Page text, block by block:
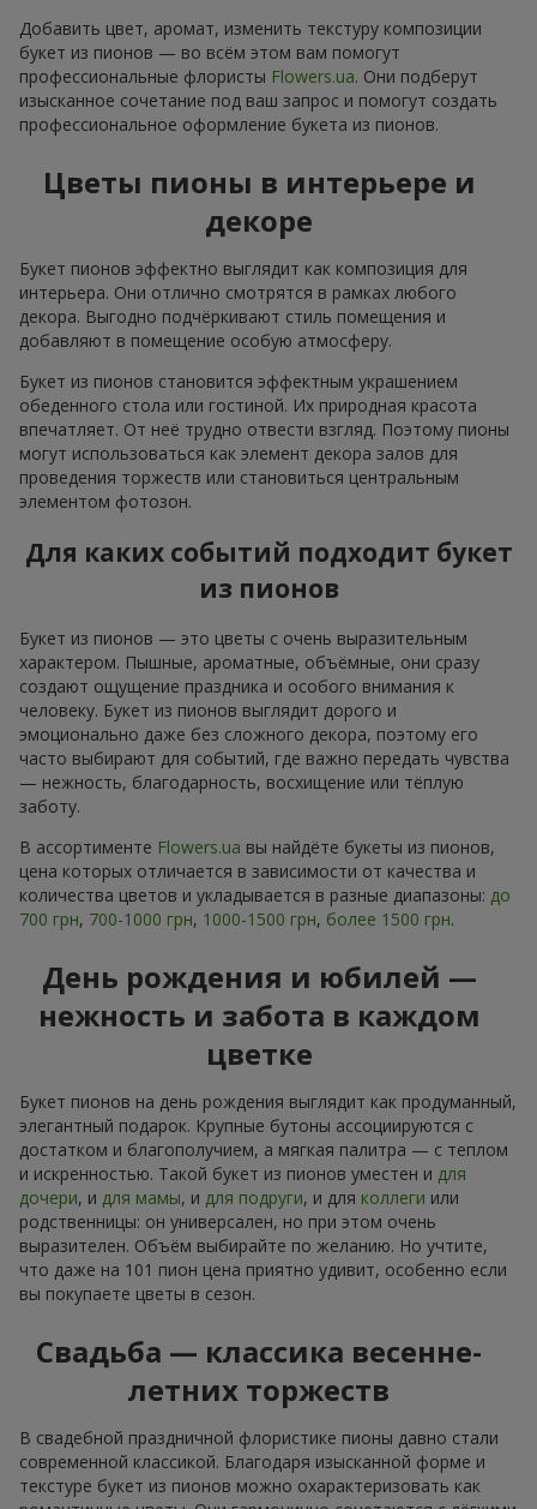
Добавить цвет, аромат, изменить текстуру композиции
букет из пионов — во всём этом вам помогут
профессиональные флористы Flowers.ua. Они подберут
изысканное сочетание под ваш запрос и помогут создать
профессиональное оформление букета из пионов.
Цветы пионы в интерьере и
декоре
Букет пионов эффектно выглядит как композиция для
интерьера. Они отлично смотрятся в рамках любого
декора. Выгодно подчёркивают стиль помещения и
добавляют в помещение особую атмосферу.
Букет из пионов становится эффектным украшением
обеденного стола или гостиной. Их природная красота
впечатляет. От неё трудно отвести взгляд. Поэтому пионы
могут использоваться как элемент декора залов для
проведения торжеств или становиться центральным
элементом фотозон.
Для каких событий подходит букет
из пионов
Букет из пионов — это цветы с очень выразительным
характером. Пышные, ароматные, объёмные, они сразу
создают ощущение праздника и особого внимания к
человеку. Букет из пионов выглядит дорого и
эмоционально даже без сложного декора, поэтому его
часто выбирают для событий, где важно передать чувства
— нежность, благодарность, восхищение или тёплую
заботу.
В ассортименте Flowers.ua вы найдёте букеты из пионов,
цена которых отличается в зависимости от качества и
количества цветов и укладывается в разные диапазоны: до
700 грн, 700-1000 грн, 1000-1500 грн, более 1500 грн.
День рождения и юбилей —
нежность и забота в каждом
цветке
Букет пионов на день рождения выглядит как продуманный,
элегантный подарок. Крупные бутоны ассоциируются с
достатком и благополучием, а мягкая палитра — с теплом
и искренностью. Такой букет из пионов уместен и для
дочери, и для мамы, и для подруги, и для коллеги или
родственницы: он универсален, но при этом очень
выразителен. Объём выбирайте по желанию. Но учтите,
что даже на 101 пион цена приятно удивит, особенно если
вы покупаете цветы в сезон.
Свадьба — классика весенне-
летних торжеств
В свадебной праздничной флористике пионы давно стали
современной классикой. Благодаря изысканной форме и
текстуре букет из пионов можно охарактеризовать как